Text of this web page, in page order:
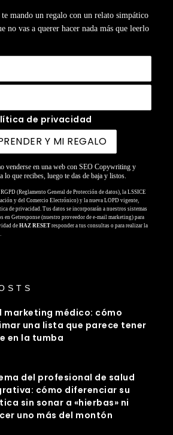
te mando un regalo con un relato simpático
no vas a querer hacer nada más que leerlo
de privacidad
venderse en una web con SEO Copywriting y
lo que recibes, luego te das de baja y listos.
(Reglamento General de Protección de datos), la LSSICE
y del Comercio Electrónico) y la nueva LOPD vigente,
de privacidad. Tus datos se incorporarán a nuestros sistemas
en Getresponse (nuestro proveedor de e-mail marketing) para
de HAZ RESETresponder a tus consultas o para realizar la
marketing médico: cómo
una lista que parece tener
en la tumba
del profesional de salud
cómo diferenciar su
sin sonar a «hierbas» ni
uno más del montón